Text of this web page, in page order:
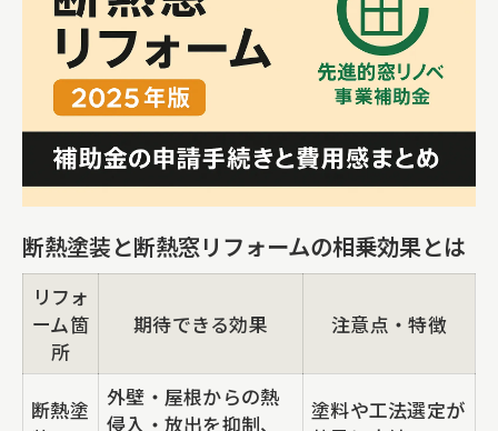
断熱塗装と断熱窓リフォームの相乗効果とは
リフォ
ーム箇
所
期待できる効果 注意点・特徴
断熱塗
外壁・屋根からの熱
侵入・放出を抑制、
塗料や工法選定が